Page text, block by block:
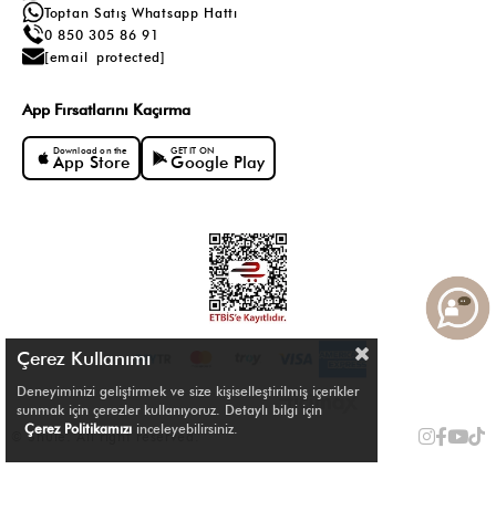
Toptan Satış Whatsapp Hattı
0 850 305 86 91
[email protected]
App Fırsatlarını Kaçırma
Download on the
App Store
GET IT ON
Google Play
© Shule. All right reserved.
Çerez Kullanımı
Deneyiminizi geliştirmek ve size kişiselleştirilmiş içerikler
sunmak için çerezler kullanıyoruz. Detaylı bilgi için
Çerez Politikamızı inceleyebilirsiniz.